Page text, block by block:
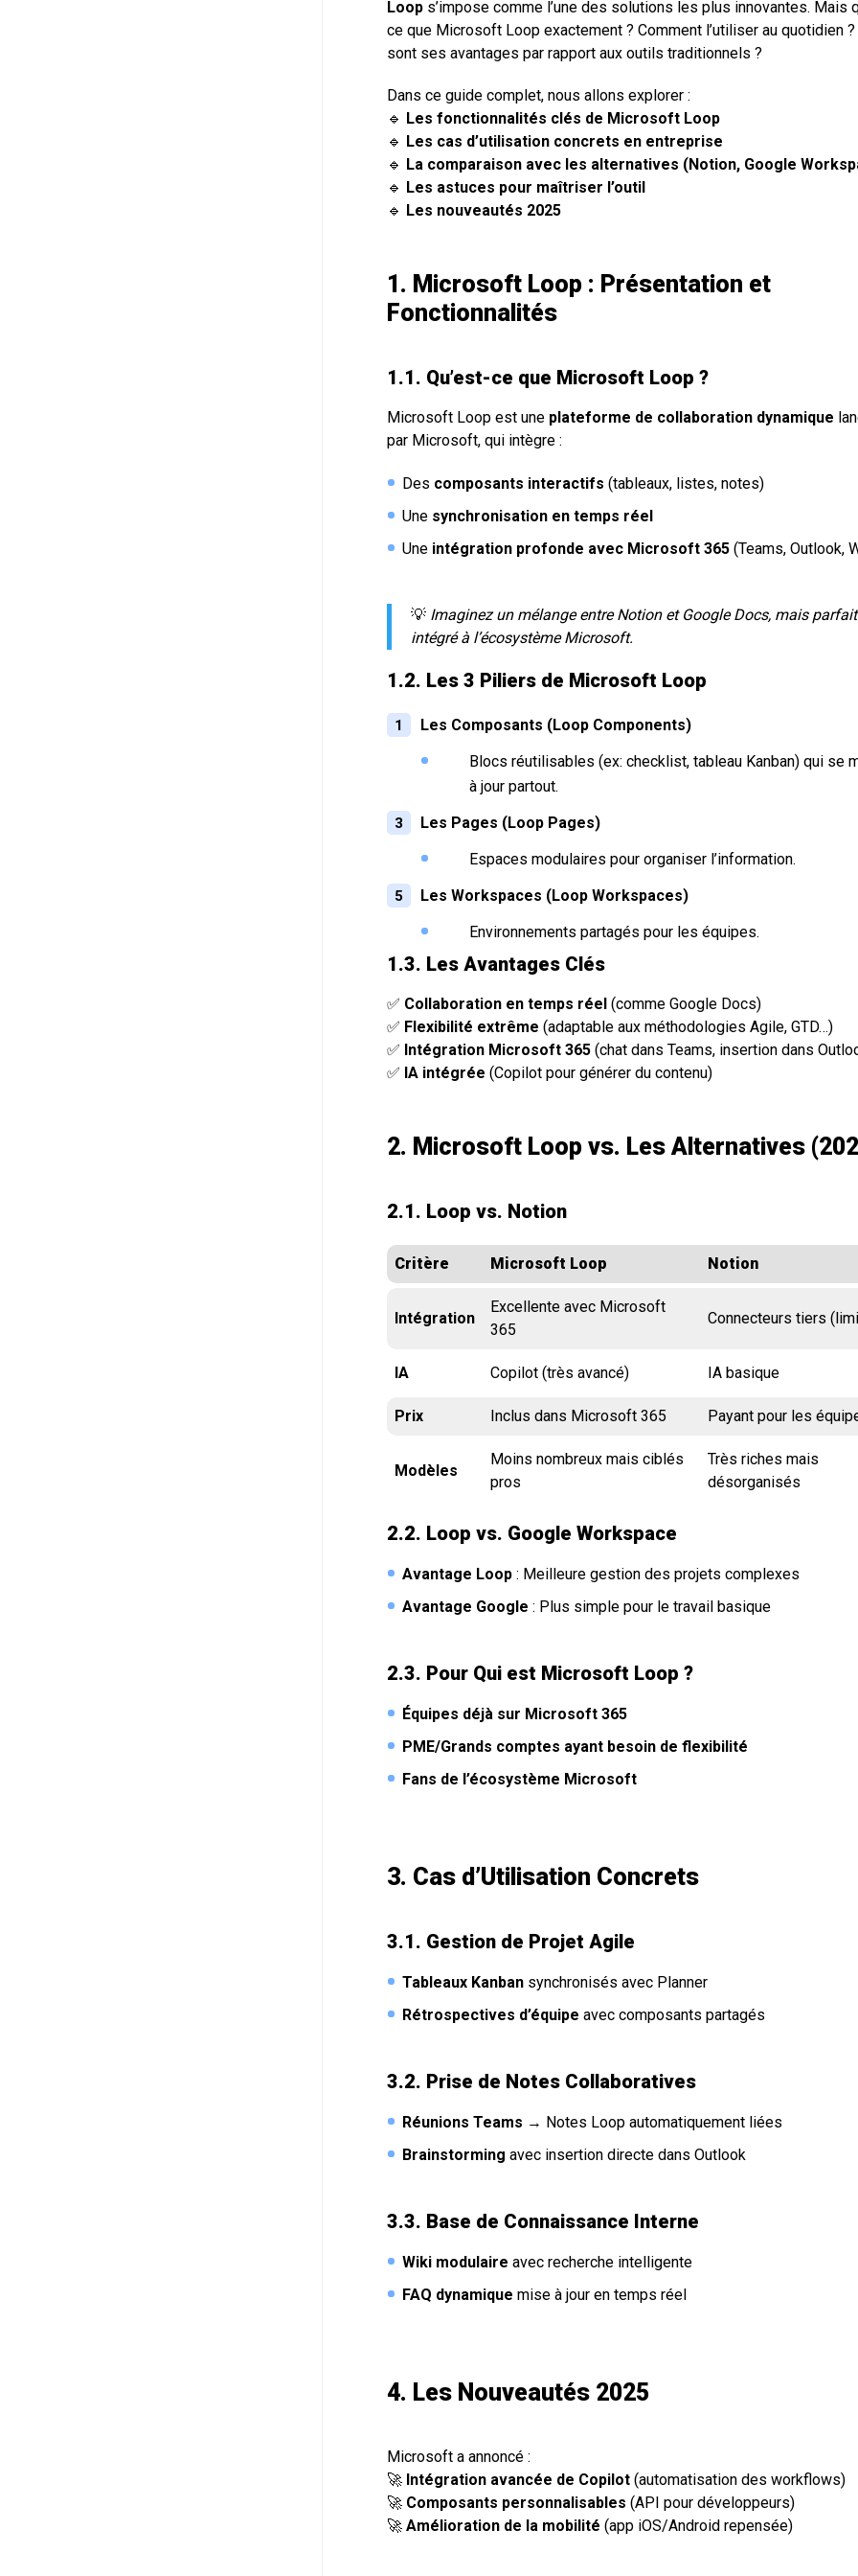
Loop s’impose comme l’une des solutions les plus innovantes. Mais
ce que Microsoft Loop exactement ? Comment l’utiliser au quotidien ?
sont ses avantages par rapport aux outils traditionnels ?
Dans ce guide complet, nous allons explorer :
🔹 Les fonctionnalités clés de Microsoft Loop
🔹 Les cas d’utilisation concrets en entreprise
🔹 La comparaison avec les alternatives (Notion, Google
🔹 Les astuces pour maîtriser l’outil
🔹 Les nouveautés 2025
1. Microsoft Loop : Présentation et
Fonctionnalités
1.1. Qu’est-ce que Microsoft Loop ?
Microsoft Loop est une plateforme de collaboration dynamique
par Microsoft, qui intègre :
Des composants interactifs (tableaux, listes, notes)
Une synchronisation en temps réel
Une intégration profonde avec Microsoft 365 (Teams, Outlook,
💡 Imaginez un mélange entre Notion et Google Docs, mais
intégré à l’écosystème Microsoft.
1.2. Les 3 Piliers de Microsoft Loop
Les Composants (Loop Components)
Blocs réutilisables (ex: checklist, tableau Kanban) qui se
à jour partout.
Les Pages (Loop Pages)
Espaces modulaires pour organiser l’information.
Les Workspaces (Loop Workspaces)
Environnements partagés pour les équipes.
1.3. Les Avantages Clés
✅ Collaboration en temps réel (comme Google Docs)
✅ Flexibilité extrême (adaptable aux méthodologies Agile, GTD…)
✅ Intégration Microsoft 365 (chat dans Teams, insertion dans
✅ IA intégrée (Copilot pour générer du contenu)
2. Microsoft Loop vs. Les Alternatives
2.1. Loop vs. Notion
Critère Microsoft Loop Notion
Intégration
Excellente avec Microsoft
365
Connecteurs tiers
IA Copilot (très avancé) IA basique
Prix Inclus dans Microsoft 365 Payant pour les
Modèles
Moins nombreux mais ciblés
pros
Très riches mais
désorganisés
2.2. Loop vs. Google Workspace
Avantage Loop : Meilleure gestion des projets complexes
Avantage Google : Plus simple pour le travail basique
2.3. Pour Qui est Microsoft Loop ?
Équipes déjà sur Microsoft 365
PME/Grands comptes ayant besoin de flexibilité
Fans de l’écosystème Microsoft
3. Cas d’Utilisation Concrets
3.1. Gestion de Projet Agile
Tableaux Kanban synchronisés avec Planner
Rétrospectives d’équipe avec composants partagés
3.2. Prise de Notes Collaboratives
Réunions Teams → Notes Loop automatiquement liées
Brainstorming avec insertion directe dans Outlook
3.3. Base de Connaissance Interne
Wiki modulaire avec recherche intelligente
FAQ dynamique mise à jour en temps réel
4. Les Nouveautés 2025
Microsoft a annoncé :
🚀 Intégration avancée de Copilot (automatisation des workflows)
🚀 Composants personnalisables (API pour développeurs)
🚀 Amélioration de la mobilité (app iOS/Android repensée)